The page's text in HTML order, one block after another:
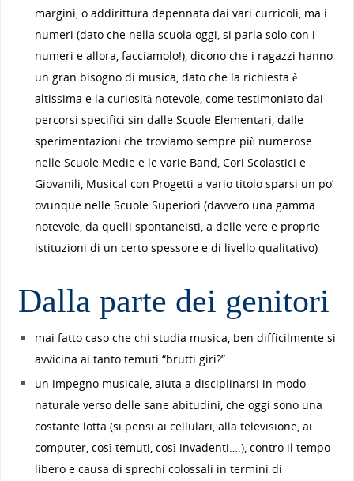
margini, o addirittura depennata dai vari curricoli, ma i
numeri (dato che nella scuola oggi, si parla solo con i
numeri e allora, facciamolo!), dicono che i ragazzi hanno
un gran bisogno di musica, dato che la richiesta è
altissima e la curiosità notevole, come testimoniato dai
percorsi specifici sin dalle Scuole Elementari, dalle
sperimentazioni che troviamo sempre più numerose
nelle Scuole Medie e le varie Band, Cori Scolastici e
Giovanili, Musical con Progetti a vario titolo sparsi un po’
ovunque nelle Scuole Superiori (davvero una gamma
notevole, da quelli spontaneisti, a delle vere e proprie
istituzioni di un certo spessore e di livello qualitativo)
Dalla parte dei genitori
mai fatto caso che chi studia musica, ben difficilmente si
avvicina ai tanto temuti “brutti giri?”
un impegno musicale, aiuta a disciplinarsi in modo
naturale verso delle sane abitudini, che oggi sono una
costante lotta (si pensi ai cellulari, alla televisione, ai
computer, così temuti, così invadenti….), contro il tempo
libero e causa di sprechi colossali in termini di